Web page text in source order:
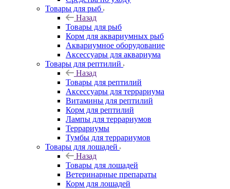
Товары для рыб
Назад
Товары для рыб
Корм для аквариумных рыб
Аквариумное оборудование
Аксессуары для аквариума
Товары для рептилий
Назад
Товары для рептилий
Аксессуары для террариума
Витамины для рептилий
Корм для рептилий
Лампы для террариумов
Террариумы
Тумбы для террариумов
Товары для лошадей
Назад
Товары для лошадей
Ветеринарные препараты
Корм для лошадей